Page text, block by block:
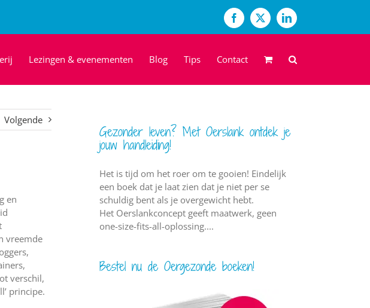
Facebook
X LinkedIn
Lezingen & evenementen Blog Tips Contact
Volgende
en
vreemde
verschil,
principe.
Gezonder leven? Met Oerslank ontdek je
jouw handleiding!
Het is tijd om het roer om te gooien! Eindelijk
een boek dat je laat zien dat je niet per se
schuldig bent als je overgewicht hebt.
Het Oerslankconcept geeft maatwerk, geen
one-size-fits-all-oplossing....
Bestel nu de Oergezonde boeken!